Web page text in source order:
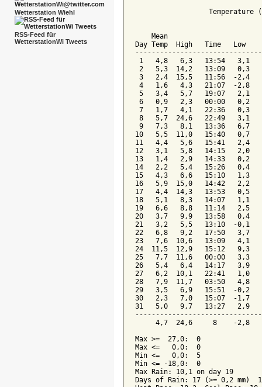
Wetterstation Wiehl
RSS-Feed für
WetterstationWi Tweets
Temperature
Mean
Day Temp  High   Time   Low
1   4,8   6,3   13:54   3,1
2   5,3  14,2   13:09   0,3
3   2,4  15,5   11:56  -2,4
4   1,6   4,3   21:07  -2,8
5   3,4   5,7   19:07   2,1
6   0,9   2,3   00:00   0,2
7   1,7   4,1   22:36   0,3
8   5,7  24,6   22:49   3,1
9   7,3   8,1   13:36   6,7
10   5,5  11,0   15:40   0,7
11   4,4   5,6   15:41   2,4
12   3,1   5,8   14:15   2,0
13   1,4   2,9   14:33   0,2
14   2,2   5,4   15:26   0,4
15   4,3   6,6   15:10   1,3
16   5,9  15,0   14:42   2,2
17   4,4  14,3   13:53   0,5
18   5,1   8,3   14:07   1,1
19   6,6   8,8   11:14   2,5
20   3,7   9,9   13:58   0,4
21   3,2   5,5   13:10  -0,1
22   6,8   9,2   17:50   3,7
23   7,6  10,6   13:09   4,1
24  11,5  12,9   15:12   9,3
25   7,7  11,6   00:00   3,3
26   5,4   6,4   14:17   3,9
27   6,2  10,1   22:41   1,0
28   7,9  11,7   03:50   4,8
29   3,5   6,9   15:51  -0,2
30   2,3   7,0   15:07  -1,7
31   5,0   9,7   13:27   2,9
4,7  24,6     8    -2,8
Max >=  27,0:  0
Max <=   0,0:  0
Min <=   0,0:  5
Min <= -18,0:  0
Max Rain: 10,1 on day 19
Days of Rain: 17 (>= 0,2 mm)